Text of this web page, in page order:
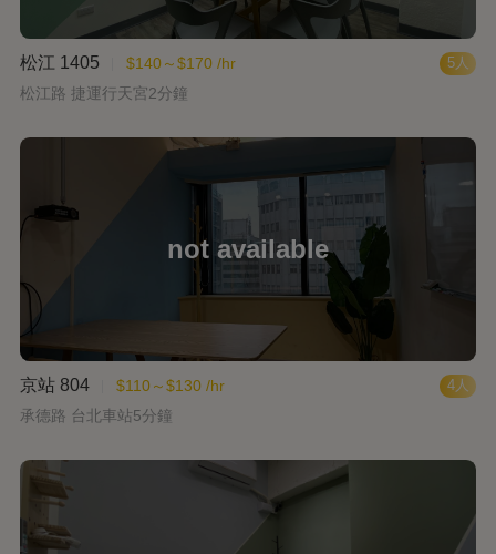
5人
松江 1405
$140～$170 /hr
松江路 捷運行天宮2分鐘
4人
京站 804
$110～$130 /hr
承德路 台北車站5分鐘